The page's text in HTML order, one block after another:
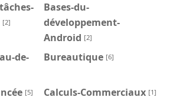
[2]
Bases-du-
développement-
Android [2]
de-
Bureautique [6]
[5] Calculs-Commerciaux [1]